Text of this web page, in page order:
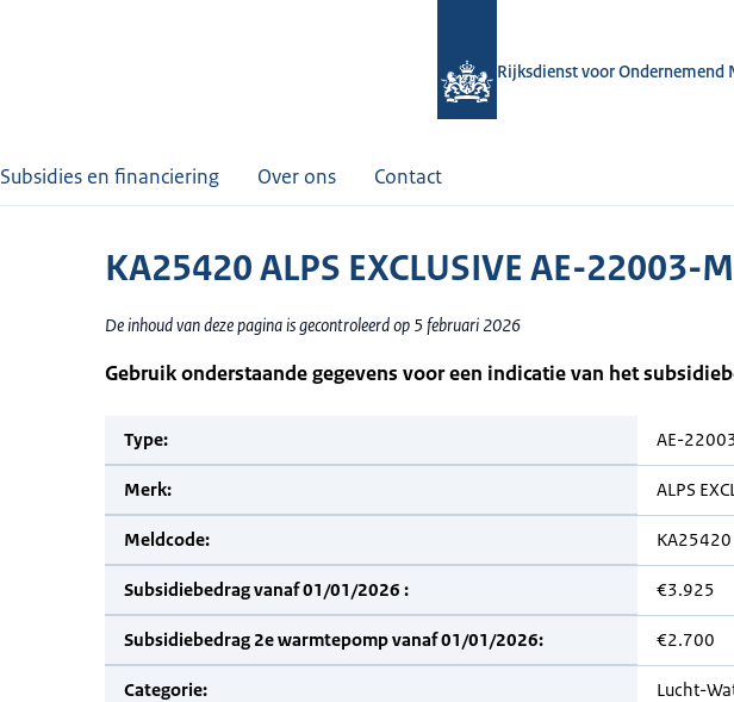
Rijksdienst voor Ondernemend
Subsidies en financiering Over ons Contact
KA25420 ALPS EXCLUSIVE AE-22003-
De inhoud van deze pagina is gecontroleerd op 5 februari 2026
Gebruik onderstaande gegevens voor een indicatie van het
Type: AE-
Merk: ALPS
Meldcode: KA25420
Subsidiebedrag vanaf 01/01/2026 : €3.925
Subsidiebedrag 2e warmtepomp vanaf 01/01/2026: €2.700
Categorie: Lucht-